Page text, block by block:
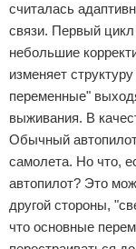
считалась
связи. Первый цикл
небольшие
изменяет
переменные"
выживания. В
Обычный
самолета. Но что,
автопилот? Это
другой стороны,
что основные